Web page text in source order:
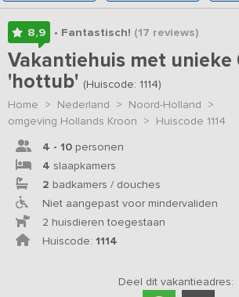
8,9 • Fantastisch! (17 reviews)
Vakantiehuis met unieke
'hottub' (Huiscode: 1114)
Home > Nederland > Noord-Holland >
omgeving Hollands Kroon > Huiscode 1114
4 - 10 personen
4 slaapkamers
2 badkamers / douches
Niet aangepast voor mindervaliden
2 huisdieren toegestaan
Huiscode: 1114
Deel dit vakantieadres: